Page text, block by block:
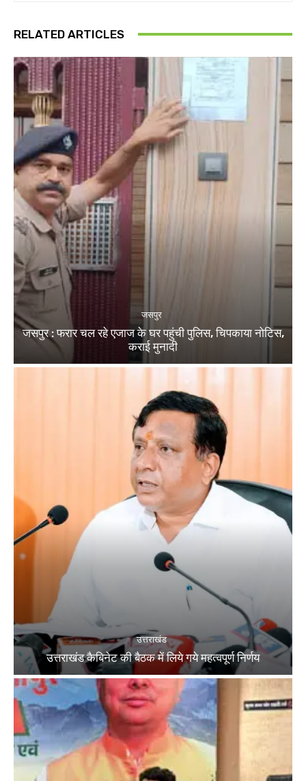
RELATED ARTICLES
जसपुर
जसपुर : फरार चल रहे एजाज के घर पहुंची पुलिस, चिपकाया नोटिस,
कराई मुनादी
उत्तराखंड
उत्तराखंड कैबिनेट की बैठक में लिये गये महत्वपूर्ण निर्णय